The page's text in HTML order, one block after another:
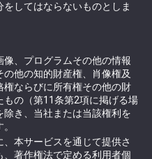
してはならないものとしま
、プログラムその他の情報
他の知的財産権、肖像権及
ならびに所有権その他の財
の（第11条第2項に掲げる場
き、当社または当該権利を
本サービスを通じて提供さ
著作権法で定める利用者個